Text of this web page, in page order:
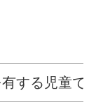
する児童で